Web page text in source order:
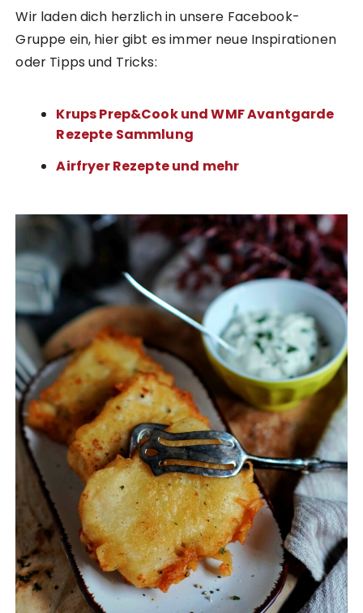
Wir laden dich herzlich in unsere Facebook-
Gruppe ein, hier gibt es immer neue Inspirationen
oder Tipps und Tricks:
Krups Prep&Cook und WMF Avantgarde
Rezepte Sammlung
Airfryer Rezepte und mehr